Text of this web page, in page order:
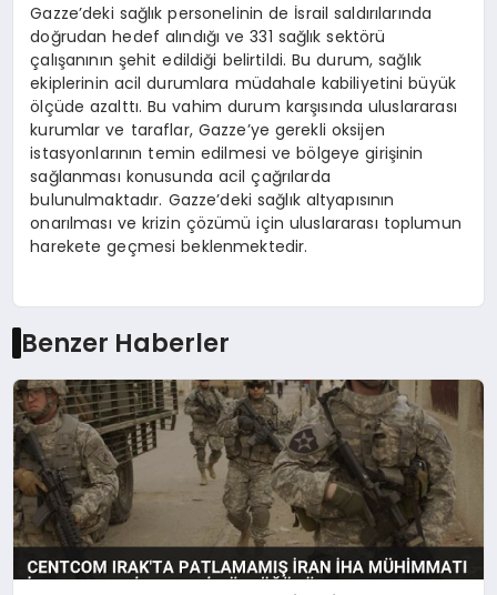
Gazze’deki sağlık personelinin de İsrail saldırılarında
doğrudan hedef alındığı ve 331 sağlık sektörü
çalışanının şehit edildiği belirtildi. Bu durum, sağlık
ekiplerinin acil durumlara müdahale kabiliyetini büyük
ölçüde azalttı. Bu vahim durum karşısında uluslararası
kurumlar ve taraflar, Gazze’ye gerekli oksijen
istasyonlarının temin edilmesi ve bölgeye girişinin
sağlanması konusunda acil çağrılarda
bulunulmaktadır. Gazze’deki sağlık altyapısının
onarılması ve krizin çözümü için uluslararası toplumun
harekete geçmesi beklenmektedir.
Benzer Haberler